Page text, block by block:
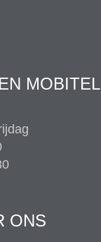
MOBITEL
ONS